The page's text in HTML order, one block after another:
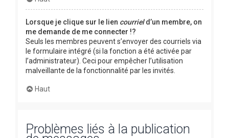
Lorsque je clique sur le lien courrield’un membre, on
me demande de me connecter !?
Seuls les membres peuvent s’envoyer des courriels via
le formulaire intégré (si la fonction a été activée par
l’administrateur). Ceci pour empêcher l’utilisation
malveillante de la fonctionnalité par les invités.
Haut
Problèmes liés à la publication